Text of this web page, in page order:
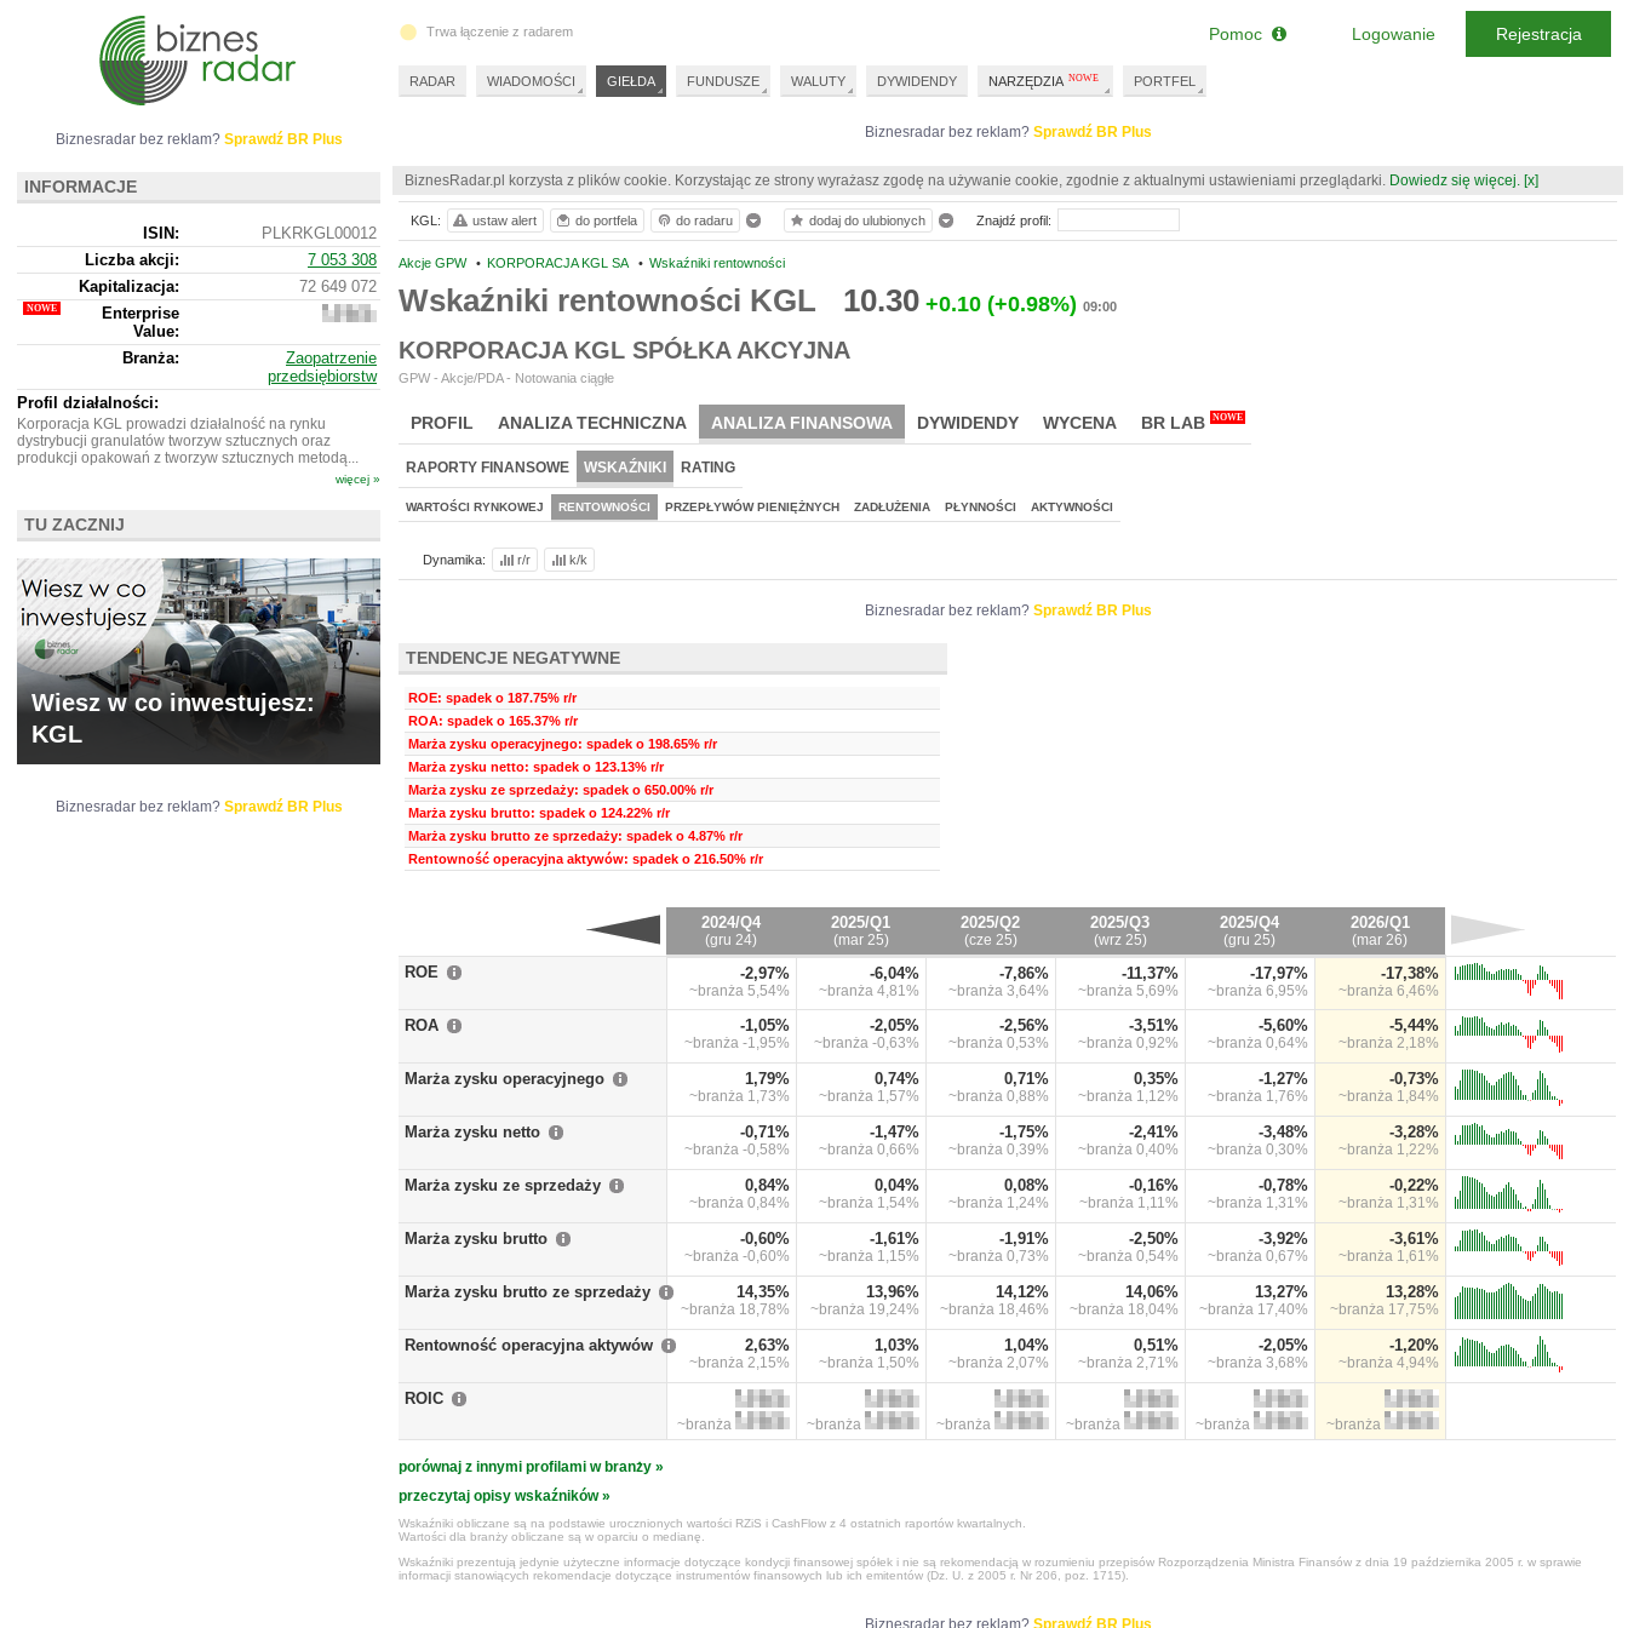
Biznesradar bez reklam? Sprawdź BR Plus
BiznesRadar.pl korzysta z plików cookie. Korzystając ze strony wyrażasz zgodę na używanie cookie, zgodnie z aktualnymi ustawieniami przeglądarki. Dowiedz się więcej. [x]
Akcje GPW • KORPORACJA KGL SA • Wskaźniki rentowności
Wskaźniki rentowności KGL 10.30 +0.10 (+0.98%) 09:00
KORPORACJA KGL SPÓŁKA AKCYJNA
GPW - Akcje/PDA - Notowania ciągłe
PROFIL ANALIZA TECHNICZNA ANALIZA FINANSOWA DYWIDENDY WYCENA BR LAB NOWE
RAPORTY FINANSOWE WSKAŹNIKI RATING
WARTOŚCI RYNKOWEJ RENTOWNOŚCI PRZEPŁYWÓW PIENIĘŻNYCH ZADŁUŻENIA PŁYNNOŚCI AKTYWNOŚCI
Dynamika: r/r k/k
Biznesradar bez reklam? Sprawdź BR Plus
TENDENCJE NEGATYWNE
ROE: spadek o 187.75% r/r
ROA: spadek o 165.37% r/r
Marża zysku operacyjnego: spadek o 198.65% r/r
Marża zysku netto: spadek o 123.13% r/r
Marża zysku ze sprzedaży: spadek o 650.00% r/r
Marża zysku brutto: spadek o 124.22% r/r
Marża zysku brutto ze sprzedaży: spadek o 4.87% r/r
Rentowność operacyjna aktywów: spadek o 216.50% r/r
2024/Q4
(gru 24)
2025/Q1
(mar 25)
2025/Q2
(cze 25)
2025/Q3
(wrz 25)
2025/Q4
(gru 25)
2026/Q1
(mar 26)
ROE -2,97%
~branża 5,54%
-6,04%
~branża 4,81%
-7,86%
~branża 3,64%
-11,37%
~branża 5,69%
-17,97%
~branża 6,95%
-17,38%
~branża 6,46%
ROA -1,05%
~branża -1,95%
-2,05%
~branża -0,63%
-2,56%
~branża 0,53%
-3,51%
~branża 0,92%
-5,60%
~branża 0,64%
-5,44%
~branża 2,18%
Marża zysku operacyjnego 1,79%
~branża 1,73%
0,74%
~branża 1,57%
0,71%
~branża 0,88%
0,35%
~branża 1,12%
-1,27%
~branża 1,76%
-0,73%
~branża 1,84%
Marża zysku netto -0,71%
~branża -0,58%
-1,47%
~branża 0,66%
-1,75%
~branża 0,39%
-2,41%
~branża 0,40%
-3,48%
~branża 0,30%
-3,28%
~branża 1,22%
Marża zysku ze sprzedaży 0,84%
~branża 0,84%
0,04%
~branża 1,54%
0,08%
~branża 1,24%
-0,16%
~branża 1,11%
-0,78%
~branża 1,31%
-0,22%
~branża 1,31%
Marża zysku brutto -0,60%
~branża -0,60%
-1,61%
~branża 1,15%
-1,91%
~branża 0,73%
-2,50%
~branża 0,54%
-3,92%
~branża 0,67%
-3,61%
~branża 1,61%
Marża zysku brutto ze sprzedaży 14,35%
~branża 18,78%
13,96%
~branża 19,24%
14,12%
~branża 18,46%
14,06%
~branża 18,04%
13,27%
~branża 17,40%
13,28%
~branża 17,75%
Rentowność operacyjna aktywów 2,63%
~branża 2,15%
1,03%
~branża 1,50%
1,04%
~branża 2,07%
0,51%
~branża 2,71%
-2,05%
~branża 3,68%
-1,20%
~branża 4,94%
ROIC
~branża ~branża ~branża ~branża ~branża ~branża
porównaj z innymi profilami w branży »
przeczytaj opisy wskaźników »
Wskaźniki obliczane są na podstawie urocznionych wartości RZiS i CashFlow z 4 ostatnich raportów kwartalnych.
Wartości dla branży obliczane są w oparciu o medianę.
Wskaźniki prezentują jedynie użyteczne informacje dotyczące kondycji finansowej spółek i nie są rekomendacją w rozumieniu przepisów Rozporządzenia Ministra Finansów z dnia 19 października 2005 r. w sprawie
informacji stanowiących rekomendacje dotyczące instrumentów finansowych lub ich emitentów (Dz. U. z 2005 r. Nr 206, poz. 1715).
Biznesradar bez reklam? Sprawdź BR Plus
KGL: ustaw alert do portfela do radaru dodaj do ulubionych Znajdź profil:
Biznesradar bez reklam? Sprawdź BR Plus
INFORMACJE
ISIN:
PLKRKGL00012
Liczba akcji:
7 053 308
Kapitalizacja:
72 649 072
Enterprise
Value:
189
072
Branża:
Zaopatrzenie
przedsiębiorstw
Profil działalności:
Korporacja KGL prowadzi działalność na rynku
dystrybucji granulatów tworzyw sztucznych oraz
produkcji opakowań z tworzyw sztucznych metodą...
więcej »
TU ZACZNIJ
Wiesz w co inwestujesz:
KGL
Biznesradar bez reklam? Sprawdź BR Plus
Trwa łączenie z radarem
RADAR WIADOMOŚCI GIEŁDA FUNDUSZE WALUTY DYWIDENDY NARZĘDZIA PORTFEL
Pomoc Logowanie Rejestracja